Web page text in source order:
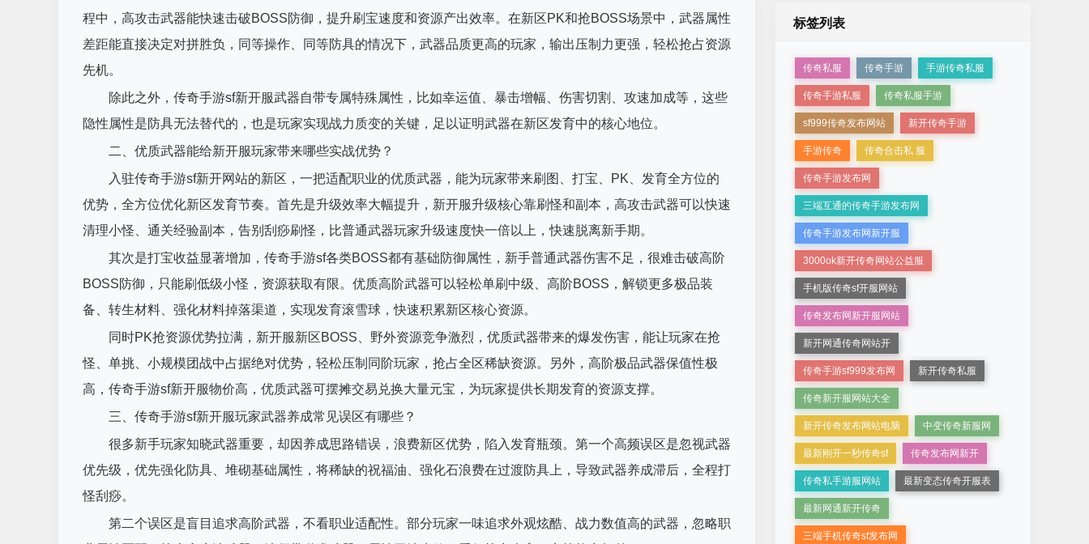
程中，高攻击武器能快速击破BOSS防御，提升刷宝速度和资源产出效率。在新区PK和抢BOSS场景中，武器属性
差距能直接决定对拼胜负，同等操作、同等防具的情况下，武器品质更高的玩家，输出压制力更强，轻松抢占资源
先机。
除此之外，传奇手游sf新开服武器自带专属特殊属性，比如幸运值、暴击增幅、伤害切割、攻速加成等，这些
隐性属性是防具无法替代的，也是玩家实现战力质变的关键，足以证明武器在新区发育中的核心地位。
二、优质武器能给新开服玩家带来哪些实战优势？
入驻传奇手游sf新开网站的新区，一把适配职业的优质武器，能为玩家带来刷图、打宝、PK、发育全方位的
优势，全方位优化新区发育节奏。首先是升级效率大幅提升，新开服升级核心靠刷怪和副本，高攻击武器可以快速
清理小怪、通关经验副本，告别刮痧刷怪，比普通武器玩家升级速度快一倍以上，快速脱离新手期。
其次是打宝收益显著增加，传奇手游sf各类BOSS都有基础防御属性，新手普通武器伤害不足，很难击破高阶
BOSS防御，只能刷低级小怪，资源获取有限。优质高阶武器可以轻松单刷中级、高阶BOSS，解锁更多极品装
备、转生材料、强化材料掉落渠道，实现发育滚雪球，快速积累新区核心资源。
同时PK抢资源优势拉满，新开服新区BOSS、野外资源竞争激烈，优质武器带来的爆发伤害，能让玩家在抢
怪、单挑、小规模团战中占据绝对优势，轻松压制同阶玩家，抢占全区稀缺资源。另外，高阶极品武器保值性极
高，传奇手游sf新开服物价高，优质武器可摆摊交易兑换大量元宝，为玩家提供长期发育的资源支撑。
三、传奇手游sf新开服玩家武器养成常见误区有哪些？
很多新手玩家知晓武器重要，却因养成思路错误，浪费新区优势，陷入发育瓶颈。第一个高频误区是忽视武器
优先级，优先强化防具、堆砌基础属性，将稀缺的祝福油、强化石浪费在过渡防具上，导致武器养成滞后，全程打
怪刮痧。
第二个误区是盲目追求高阶武器，不看职业适配性。部分玩家一味追求外观炫酷、战力数值高的武器，忽略职
标签列表
传奇私服 传奇手游 手游传奇私服
传奇手游私服 传奇私服手游
sf999传奇发布网站 新开传奇手游
手游传奇 传奇合击私 服
传奇手游发布网
三端互通的传奇手游发布网
传奇手游发布网新开服
3000ok新开传奇网站公益服
手机版传奇sf开服网站
传奇发布网新开服网站
新开网通传奇网站开
传奇手游sf999发布网 新开传奇私服
传奇新开服网站大全
新开传奇发布网站电脑 中变传奇新服网
最新刚开一秒传奇sf 传奇发布网新开
传奇私手游服网站 最新变态传奇开服表
最新网通新开传奇
三端手机传奇sf发布网